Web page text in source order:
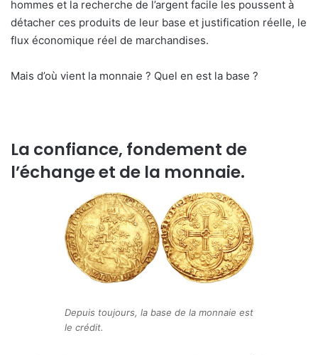
hommes et la recherche de l’argent facile les poussent à
détacher ces produits de leur base et justification réelle, le
flux économique réel de marchandises.
Mais d’où vient la monnaie ? Quel en est la base ?
La confiance, fondement de
l’échange et de la monnaie.
Depuis toujours, la base de la monnaie est
le crédit.